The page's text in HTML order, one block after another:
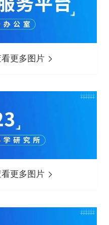
更多图片
更多图片